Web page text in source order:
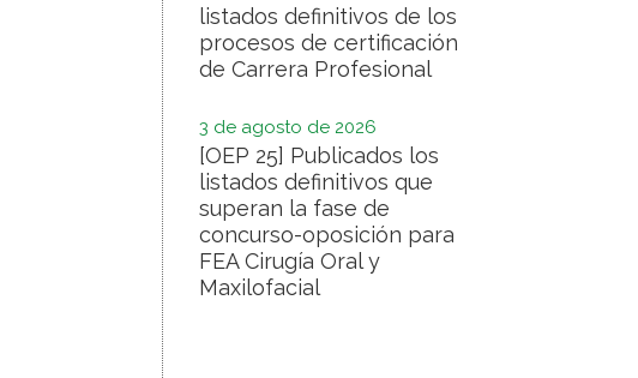
listados definitivos de los
procesos de certificación
de Carrera Profesional
3 de agosto de 2026
[OEP 25] Publicados los
listados definitivos que
superan la fase de
concurso-oposición para
FEA Cirugía Oral y
Maxilofacial